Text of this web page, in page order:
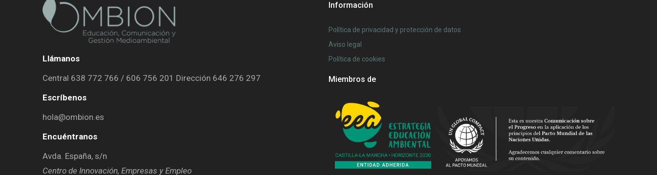
Llámanos
Central 638 772 766 / 606 756 201 Dirección 646 276 297
Escríbenos
hola@ombion.es
Encuéntranos
Avda. España, s/n
Centro de Innovación, Empresas y Empleo
Información
Política de privacidad y protección de datos
Aviso legal
Política de cookies
Miembros de